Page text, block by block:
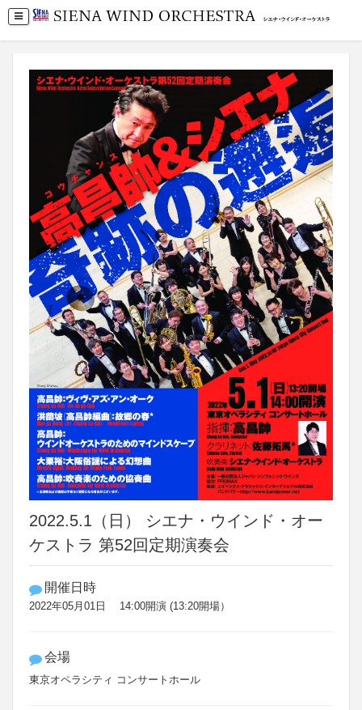
2022.5.1（日） シエナ・ウインド・オー
ケストラ 第52回定期演奏会
開催日時
2022年05月01日 14:00開演 (13:20開場）
会場
東京オペラシティ コンサートホール